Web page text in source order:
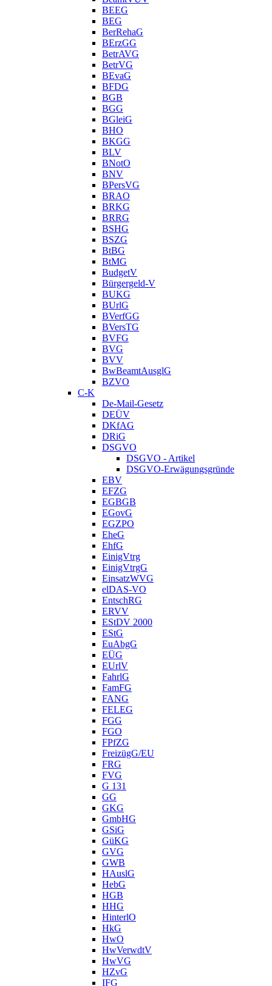
BEEG
BEG
BerRehaG
BErzGG
BetrAVG
BetrVG
BEvaG
BFDG
BGB
BGG
BGleiG
BHO
BKGG
BLV
BNotO
BNV
BPersVG
BRAO
BRKG
BRRG
BSHG
BSZG
BtBG
BtMG
BudgetV
Bürgergeld-V
BUKG
BUrlG
BVerfGG
BVersTG
BVFG
BVG
BVV
BwBeamtAusglG
BZVO
C-K
De-Mail-Gesetz
DEÜV
DKfAG
DRiG
DSGVO
DSGVO - Artikel
DSGVO-Erwägungsgründe
EBV
EFZG
EGBGB
EGovG
EGZPO
EheG
EhfG
EinigVtrg
EinigVtrgG
EinsatzWVG
elDAS-VO
EntschRG
ERVV
EStDV 2000
EStG
EuAbgG
EÜG
EUrlV
FahrlG
FamFG
FANG
FELEG
FGG
FGO
FPfZG
FreizügG/EU
FRG
FVG
G 131
GG
GKG
GmbHG
GSiG
GüKG
GVG
GWB
HAuslG
HebG
HGB
HHG
HinterlO
HkG
HwO
HwVerwdtV
HwVG
HZvG
IFG